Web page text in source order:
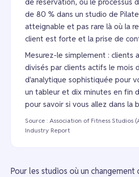
de 80 % dans un studio de
atteignable et pas rare là où la
client est forte et la prise de
Mesurez-le simplement : clients
divisés par clients actifs le mois
d'analytique sophistiquée pour
un tableur et dix minutes en fin
pour savoir si vous allez dans la
Source : Association of Fitness Studios
Industry Report
Pour les studios où un